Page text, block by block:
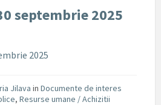
septembrie 2025
2025
Jilava in Documente de interes
, Resurse umane / Achizitii